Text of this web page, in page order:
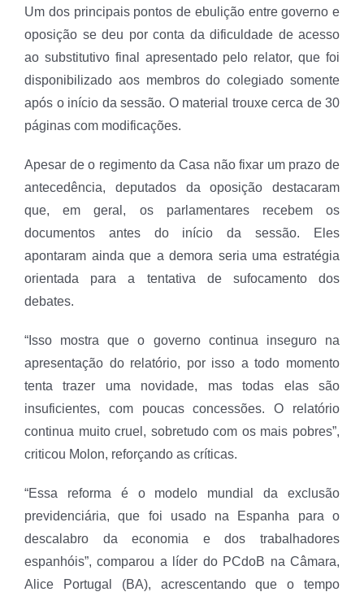
Um dos principais pontos de ebulição entre governo e
oposição se deu por conta da dificuldade de acesso
ao substitutivo final apresentado pelo relator, que foi
disponibilizado aos membros do colegiado somente
após o início da sessão. O material trouxe cerca de 30
páginas com modificações.
Apesar de o regimento da Casa não fixar um prazo de
antecedência, deputados da oposição destacaram
que, em geral, os parlamentares recebem os
documentos antes do início da sessão. Eles
apontaram ainda que a demora seria uma estratégia
orientada para a tentativa de sufocamento dos
debates.
“Isso mostra que o governo continua inseguro na
apresentação do relatório, por isso a todo momento
tenta trazer uma novidade, mas todas elas são
insuficientes, com poucas concessões. O relatório
continua muito cruel, sobretudo com os mais pobres”,
criticou Molon, reforçando as críticas.
“Essa reforma é o modelo mundial da exclusão
previdenciária, que foi usado na Espanha para o
descalabro da economia e dos trabalhadores
espanhóis”, comparou a líder do PCdoB na Câmara,
Alice Portugal (BA), acrescentando que o tempo